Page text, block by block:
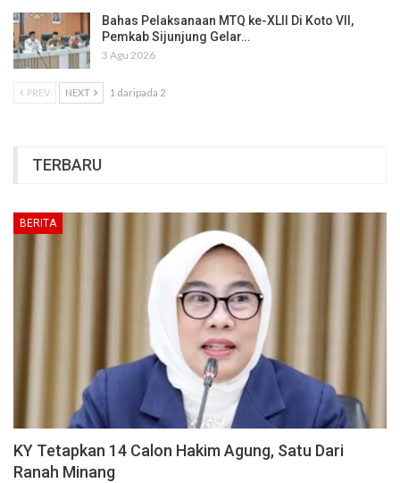
Bahas Pelaksanaan MTQ ke-XLII Di Koto VII,
Pemkab Sijunjung Gelar…
3 Agu 2026
PREV NEXT 1 daripada 2
TERBARU
BERITA
KY Tetapkan 14 Calon Hakim Agung, Satu Dari
Ranah Minang